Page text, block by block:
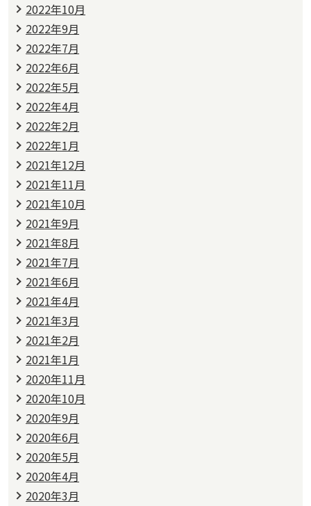
2022年10月
2022年9月
2022年7月
2022年6月
2022年5月
2022年4月
2022年2月
2022年1月
2021年12月
2021年11月
2021年10月
2021年9月
2021年8月
2021年7月
2021年6月
2021年4月
2021年3月
2021年2月
2021年1月
2020年11月
2020年10月
2020年9月
2020年6月
2020年5月
2020年4月
2020年3月